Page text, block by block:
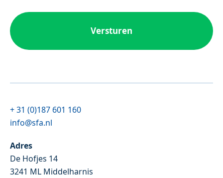
+ 31 (0)187 601 160
info@sfa.nl
Adres
De Hofjes 14
3241 ML Middelharnis